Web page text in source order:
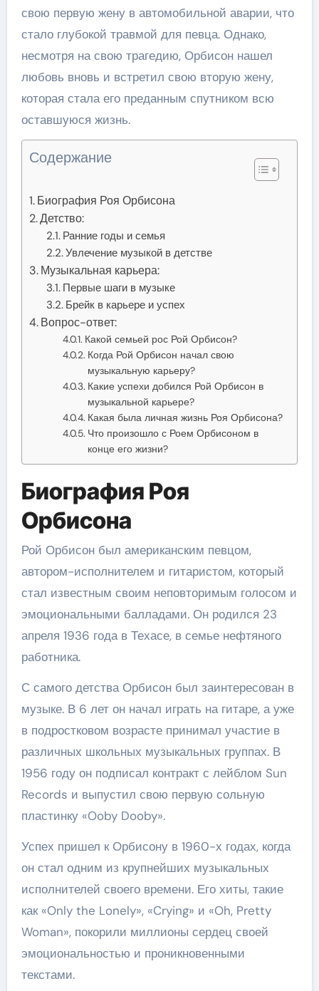
свою первую жену в автомобильной аварии, что
стало глубокой травмой для певца. Однако,
несмотря на свою трагедию, Орбисон нашел
любовь вновь и встретил свою вторую жену,
которая стала его преданным спутником всю
оставшуюся жизнь.
Содержание
Биография Роя Орбисона
Детство:
Ранние годы и семья
Увлечение музыкой в детстве
Музыкальная карьера:
Первые шаги в музыке
Брейк в карьере и успех
Вопрос-ответ:
Какой семьей рос Рой Орбисон?
Когда Рой Орбисон начал свою
музыкальную карьеру?
Какие успехи добился Рой Орбисон в
музыкальной карьере?
Какая была личная жизнь Роя Орбисона?
Что произошло с Роем Орбисоном в
конце его жизни?
Биография Роя
Орбисона
Рой Орбисон был американским певцом,
автором-исполнителем и гитаристом, который
стал известным своим неповторимым голосом и
эмоциональными балладами. Он родился 23
апреля 1936 года в Техасе, в семье нефтяного
работника.
С самого детства Орбисон был заинтересован в
музыке. В 6 лет он начал играть на гитаре, а уже
в подростковом возрасте принимал участие в
различных школьных музыкальных группах. В
1956 году он подписал контракт с лейблом Sun
Records и выпустил свою первую сольную
пластинку «Ooby Dooby».
Успех пришел к Орбисону в 1960-х годах, когда
он стал одним из крупнейших музыкальных
исполнителей своего времени. Его хиты, такие
как «Only the Lonely», «Crying» и «Oh, Pretty
Woman», покорили миллионы сердец своей
эмоциональностью и проникновенными
текстами.